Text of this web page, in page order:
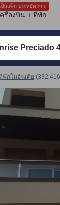
ป็นแพ็ก ประหยัดกว่า!
รื่องบิน + ที่พัก
รือคำที่ต้องการค้น
พักในอินเดีย (332,416